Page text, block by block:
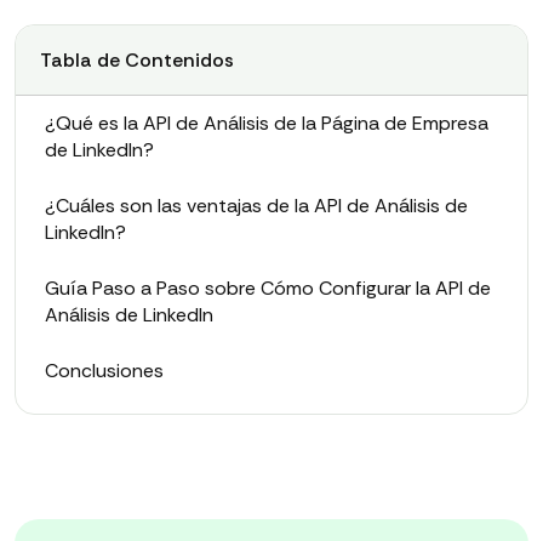
Tabla de Contenidos
¿Qué es la API de Análisis de la Página de Empresa
de LinkedIn?
¿Cuáles son las ventajas de la API de Análisis de
LinkedIn?
Guía Paso a Paso sobre Cómo Configurar la API de
Análisis de LinkedIn
Conclusiones